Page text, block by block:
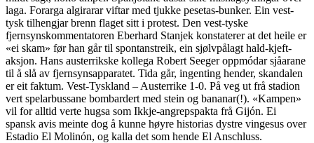
laga. Forarga algirarar viftar med tjukke pesetas-bunker. Ein vest-
tysk tilhengjar brenn flaget sitt i protest. Den vest-tyske
fjernsynskommentatoren Eberhard Stanjek konstaterer at det heile er
«ei skam» før han går til spontanstreik, ein sjølvpålagt hald-kjeft-
aksjon. Hans austerrikske kollega Robert Seeger oppmódar sjåarane
til å slå av fjernsynsapparatet. Tida går, ingenting hender, skandalen
er eit faktum. Vest-Tyskland – Austerrike 1-0. På veg ut frå stadion
vert spelarbussane bombardert med stein og bananar(!). «Kampen»
vil for alltid verte hugsa som Ikkje-angrepspakta frå Gijón. Ei
spansk avis meinte dog å kunne høyre historias dystre vingesus over
Estadio El Molinón, og kalla det som hende El Anschluss.